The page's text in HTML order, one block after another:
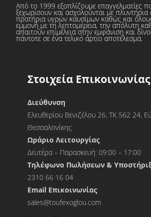
Από το 1999 εξοπλίζουμε επαγγελματίες
ξεχωρίσουν και ασχολούνται με πλυντήρια
πρατήρια υγρών καυσίμων καθώς και
εμμονή με τη λεπτομέρεια, την απόλυτη
απαιτούν επιμέλεια στην εμφάνιση και
πάντοτε σε ένα τελικό άρτιο αποτέλεσμα.
Στοιχεία Επικοινωνίας
Διεύθυνση
Ελευθερίου Βενιζέλου 26, ΤΚ 562 24,
Θεσσαλονίκης
Ωράριο Λειτουργίας
Δευτέρα – Παρασκευή: 09:00 – 17:00
Τηλέφωνο Πωλήσεων &
2310 66 16 04
Εmail Επικοινωνίας
sales@toufexoglou.com